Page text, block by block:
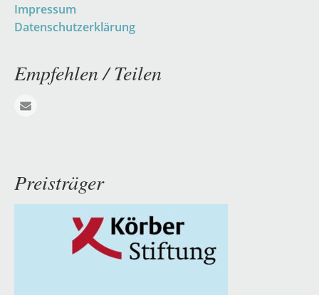
Impressum
Datenschutzerklärung
Empfehlen / Teilen
Preisträger